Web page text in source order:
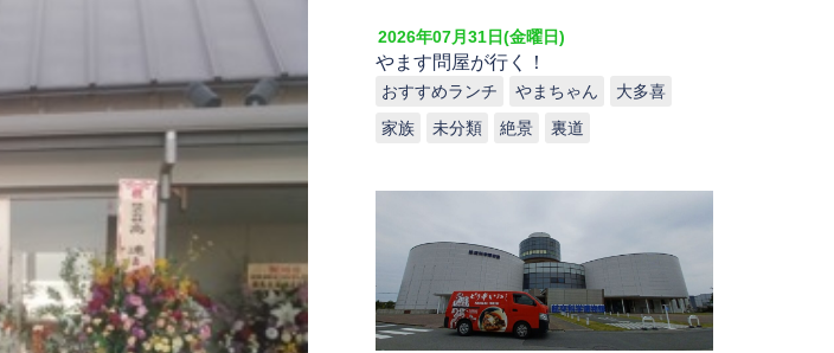
2026年07月31日(金曜日)
やます問屋が行く！
おすすめランチ やまちゃん
大多喜
家族
未分類 絶景 裏道